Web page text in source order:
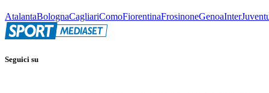
AtalantaBolognaCagliariComoFiorentinaFrosinoneGenoaInter
Seguici su